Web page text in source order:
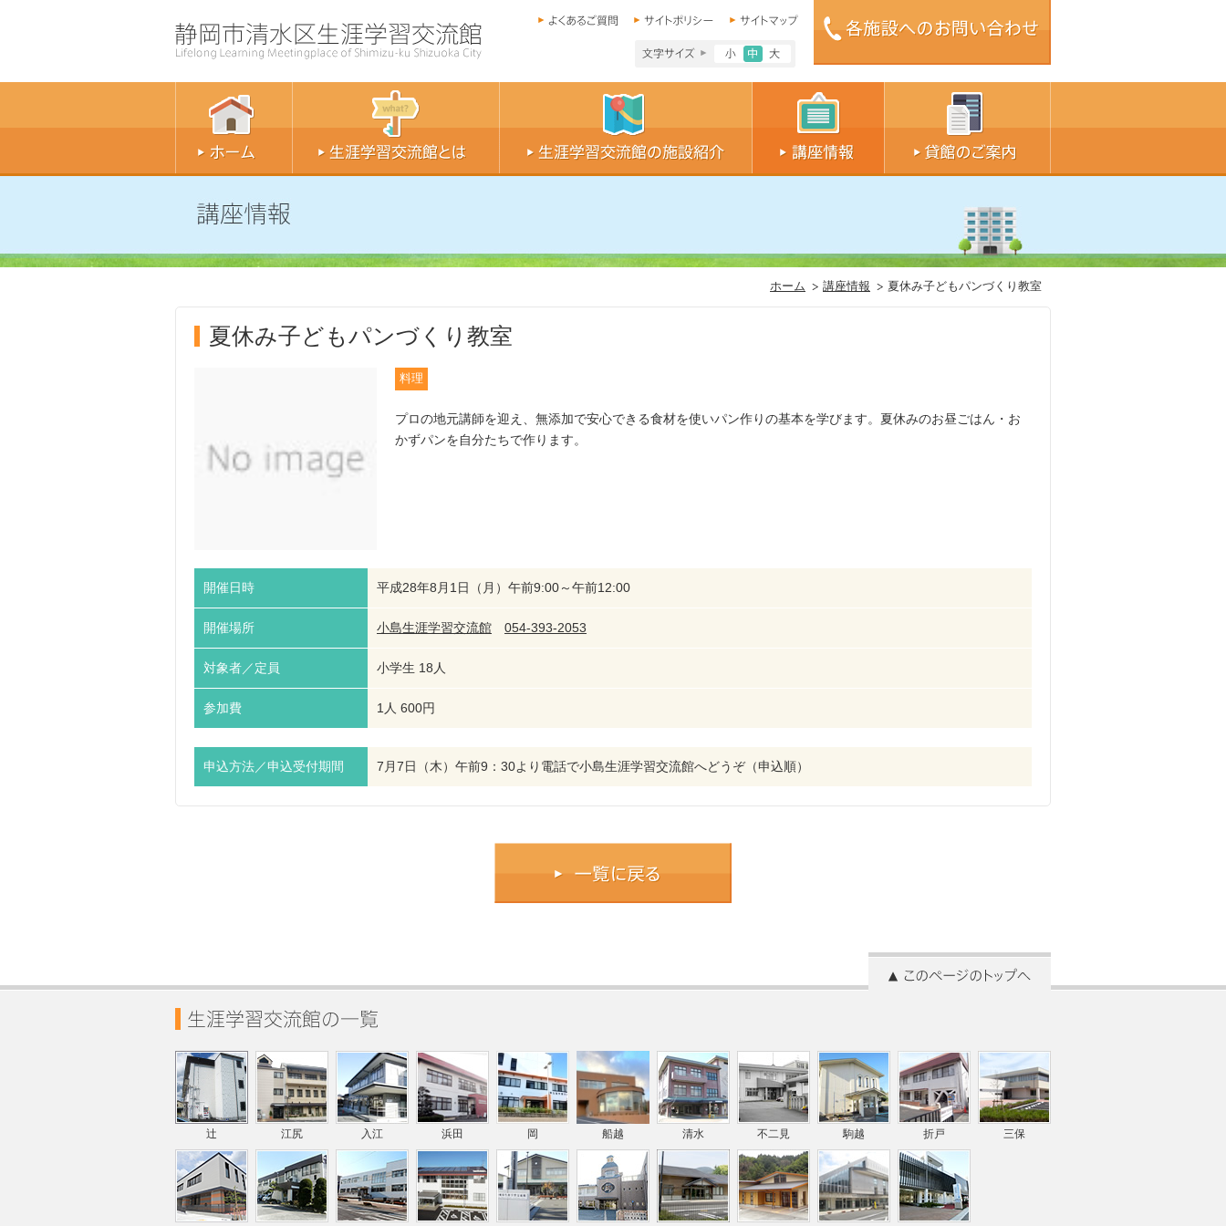
文字サイズ小
文字サイズ中
ホーム 講座情報 夏休み子どもパンづくり教室
夏休み子どもパンづくり教室
料理
プロの地元講師を迎え、無添加で安心できる食材を使いパン作りの基本を学びます。夏休みのお昼ごはん・お
かずパンを自分たちで作ります。
開催日時 平成28年8月1日（月）午前9:00～午前12:00
開催場所 小島生涯学習交流館 054-393-2053
対象者／定員 小学生 18人
参加費 1人 600円
申込方法／申込受付期間 7月7日（木）午前9：30より電話で小島生涯学習交流館へどうぞ（申込順）
辻 江尻 入江 浜田 岡 船越 清水 不二見 駒越 折戸 三保